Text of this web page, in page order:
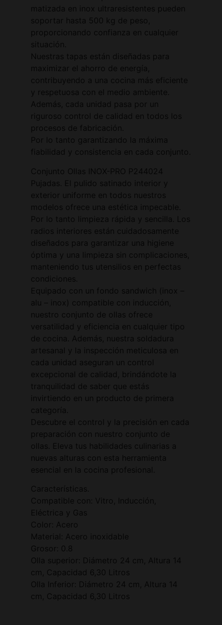
matizada en inox ultraresistentes pueden
soportar hasta 500 kg de peso,
proporcionando confianza en cualquier
situación.
Nuestras tapas están diseñadas para
maximizar el ahorro de energía,
contribuyendo a una cocina más eficiente
y respetuosa con el medio ambiente.
Además, cada unidad pasa por un
riguroso control de calidad en todos los
procesos de fabricación.
Por lo tanto garantizando la máxima
fiabilidad y consistencia en cada conjunto.
Conjunto Ollas INOX-PRO P244024
Pujadas. El pulido satinado interior y
exterior uniforme en todos nuestros
modelos ofrece una estética impecable.
Por lo tanto limpieza rápida y sencilla. Los
radios interiores están cuidadosamente
diseñados para garantizar una higiene
óptima y una limpieza sin complicaciones,
manteniendo tus utensilios en perfectas
condiciones.
Equipado con un fondo sandwich (inox –
alu – inox) compatible con inducción,
nuestro conjunto de ollas ofrece
versatilidad y eficiencia en cualquier tipo
de cocina. Además, nuestra soldadura
artesanal y la inspección meticulosa en
cada unidad aseguran un control
excepcional de calidad, brindándote la
tranquilidad de saber que estás
invirtiendo en un producto de primera
categoría.
Descubre el control y la precisión en cada
preparación con nuestro conjunto de
ollas. Eleva tus habilidades culinarias a
nuevas alturas con esta herramienta
esencial en la cocina profesional.
Características.
Compatible con: Vitro, Inducción,
Eléctrica y Gas
Color: Acero
Material: Acero inoxidable
Grosor: 0.8
Olla superior: Diámetro 24 cm, Altura 14
cm, Capacidad 6,30 Litros
Olla Inferior: Diámetro 24 cm, Altura 14
cm, Capacidad 6,30 Litros